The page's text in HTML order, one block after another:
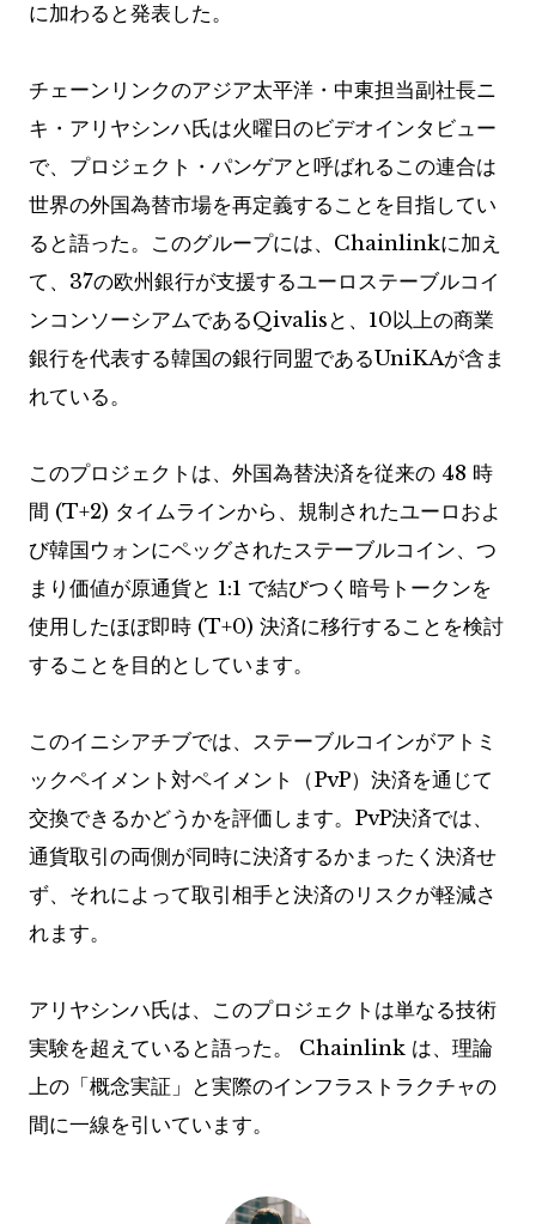
に加わると発表した。
チェーンリンクのアジア太平洋・中東担当副社長ニ
キ・アリヤシンハ氏は火曜日のビデオインタビュー
で、プロジェクト・パンゲアと呼ばれるこの連合は
世界の外国為替市場を再定義することを目指してい
ると語った。このグループには、Chainlinkに加え
て、37の欧州銀行が支援するユーロステーブルコイ
ンコンソーシアムであるQivalisと、10以上の商業
銀行を代表する韓国の銀行同盟であるUniKAが含ま
れている。
このプロジェクトは、外国為替決済を従来の 48 時
間 (T+2) タイムラインから、規制されたユーロおよ
び韓国ウォンにペッグされたステーブルコイン、つ
まり価値が原通貨と 1:1 で結びつく暗号トークンを
使用したほぼ即時 (T+0) 決済に移行することを検討
することを目的としています。
このイニシアチブでは、ステーブルコインがアトミ
ックペイメント対ペイメント（PvP）決済を通じて
交換できるかどうかを評価します。PvP決済では、
通貨取引の両側が同時に決済するかまったく決済せ
ず、それによって取引相手と決済のリスクが軽減さ
れます。
アリヤシンハ氏は、このプロジェクトは単なる技術
実験を超えていると語った。 Chainlink は、理論
上の「概念実証」と実際のインフラストラクチャの
間に一線を引いています。